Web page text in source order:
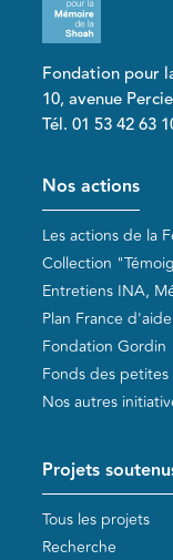
Fondation pour
10, avenue
Tél. 01 53 42 63
Pied de page
Nos actions
Les actions de la
Collection
Entretiens INA,
Plan France
Fondation Gordin
Fonds des
Nos autres
Projets
Tous les projets
Recherche